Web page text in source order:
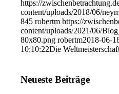
https://
content/uploads/2018/06/
845 robertm https://
content/uploads/2021/06/
80x80.png robertm2018-06-
10:10:22Die
Neueste Beiträge